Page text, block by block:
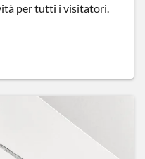
per tutti i visitatori.